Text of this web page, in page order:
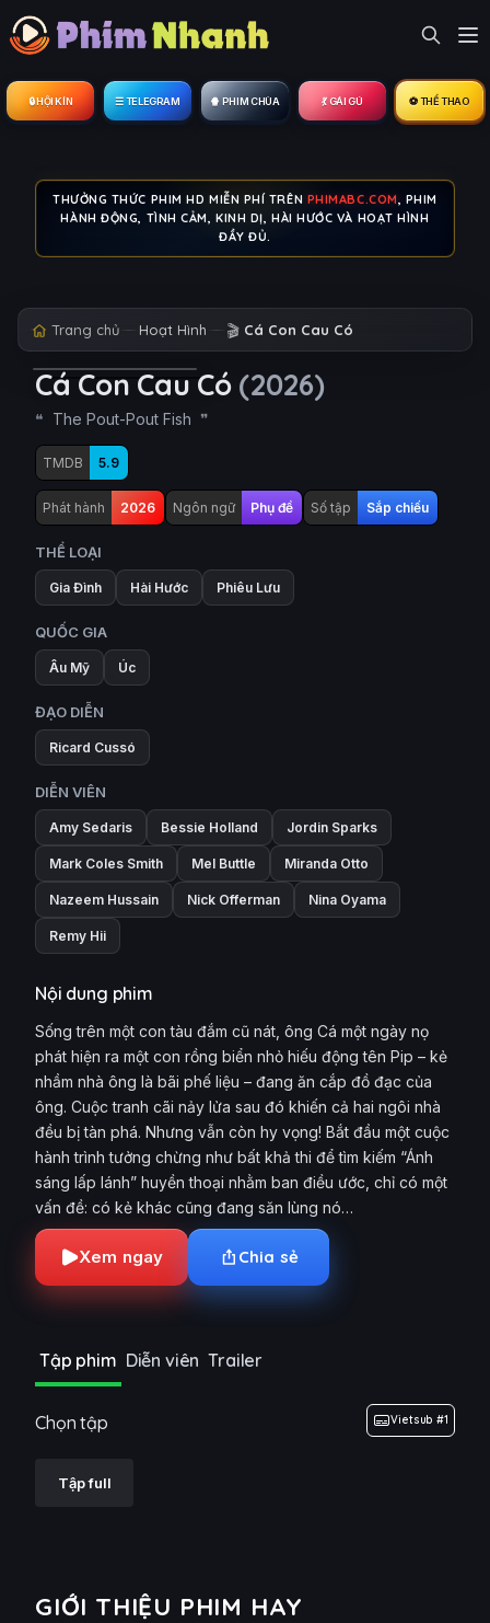
🔒︎ HỘI KÍN ☰ TELEGRAM 🍿 PHIM CHÙA 💃 GÁI GÚ ⚽ THỂ THAO
THƯỞNG THỨC PHIM HD MIỄN PHÍ TRÊN PHIMABC.COM, PHIM
HÀNH ĐỘNG, TÌNH CẢM, KINH DỊ, HÀI HƯỚC VÀ HOẠT HÌNH
ĐẦY ĐỦ.
Trang chủ Hoạt Hình 🎬 Cá Con Cau Có
Cá Con Cau Có (2026)
The Pout-Pout Fish
TMDB 5.9
Phát hành 2026 Ngôn ngữ Phụ đề Số tập Sắp chiếu
THỂ LOẠI
Gia Đình Hài Hước Phiêu Lưu
QUỐC GIA
Âu Mỹ Úc
ĐẠO DIỄN
Ricard Cussó
DIỄN VIÊN
Amy Sedaris Bessie Holland Jordin Sparks
Mark Coles Smith Mel Buttle Miranda Otto
Nazeem Hussain Nick Offerman Nina Oyama
Remy Hii
Nội dung phim
Sống trên một con tàu đắm cũ nát, ông Cá một ngày nọ
phát hiện ra một con rồng biển nhỏ hiếu động tên Pip – kẻ
nhầm nhà ông là bãi phế liệu – đang ăn cắp đồ đạc của
ông. Cuộc tranh cãi nảy lửa sau đó khiến cả hai ngôi nhà
đều bị tàn phá. Nhưng vẫn còn hy vọng! Bắt đầu một cuộc
hành trình tưởng chừng như bất khả thi để tìm kiếm “Ánh
sáng lấp lánh” huyền thoại nhằm ban điều ước, chỉ có một
vấn đề: có kẻ khác cũng đang săn lùng nó…
Xem ngay Chia sẻ
Tập phim Diễn viên Trailer
Chọn tập Vietsub #1
Tập full
GIỚI THIỆU PHIM HAY